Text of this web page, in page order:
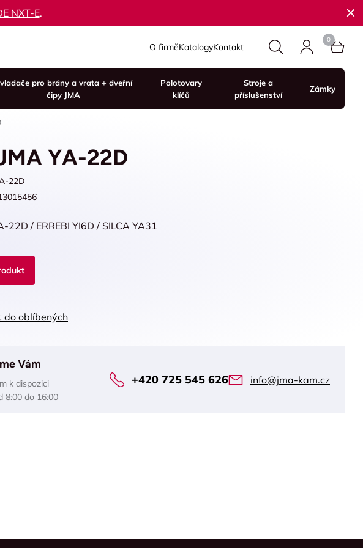
NXT-E.
O firměKatalogyKontakt
pro brány a vrata + dveřní
čipy JMA
Polotovary
klíčů
Stroje a
příslušenství
Zámky
YA-22D
22D
22D / ERREBI YI6D / SILCA YA31
do oblíbených
Vám
k dispozici
8:00 do 16:00
+420 725 545 626 info@jma-kam.cz